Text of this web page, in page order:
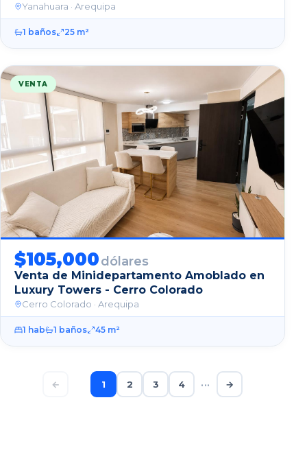
Yanahuara · Arequipa
1 baños 25 m²
VENTA
$105,000dólares
Venta de Minidepartamento Amoblado en
Luxury Towers - Cerro Colorado
Cerro Colorado · Arequipa
1 hab 1 baños 45 m²
← 1 2 3 4 ··· →